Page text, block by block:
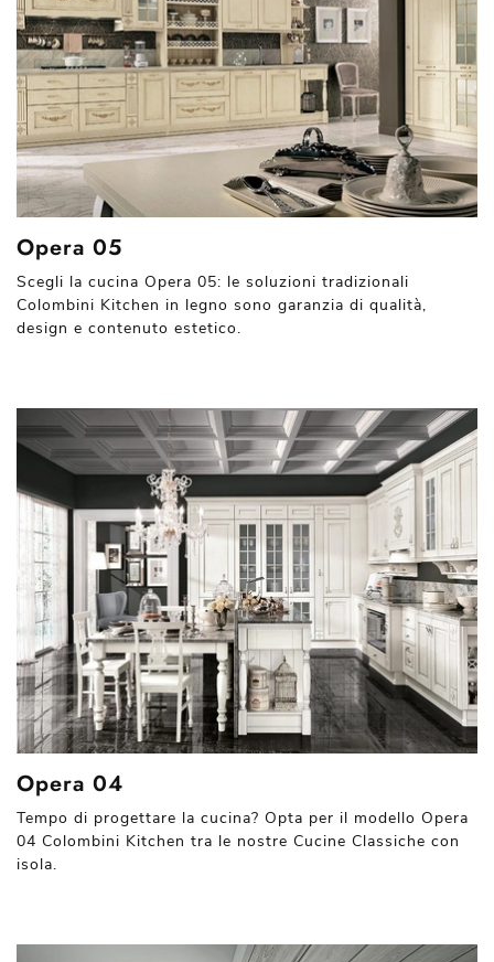
Opera 05
Scegli la cucina Opera 05: le soluzioni tradizionali
Colombini Kitchen in legno sono garanzia di qualità,
design e contenuto estetico.
Opera 04
Tempo di progettare la cucina? Opta per il modello Opera
04 Colombini Kitchen tra le nostre Cucine Classiche con
isola.